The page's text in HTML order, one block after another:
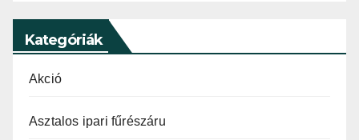
Kategóriák
Akció
Asztalos ipari fűrészáru